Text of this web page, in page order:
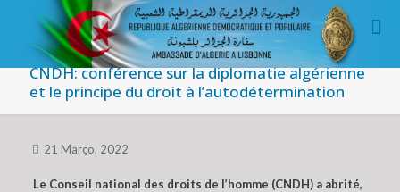
CNDH: conférence sur la diplomatie algérienne
et le principe du droit à l’autodétermination
21 Março, 2022
Le Conseil national des droits de l’homme (CNDH) a abrité,